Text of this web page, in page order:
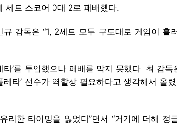
세트 스코어 0대 2로 패배했다.
감독은 “1, 2세트 모두 구도대로 게임이 흘
’를 투입했으나 패배를 막지 못했다. 최 감독
타’ 선수가 역할상 필요하다고 생각해서 올렸
리한 타이밍을 잃었다”면서 “거기에 더해 정